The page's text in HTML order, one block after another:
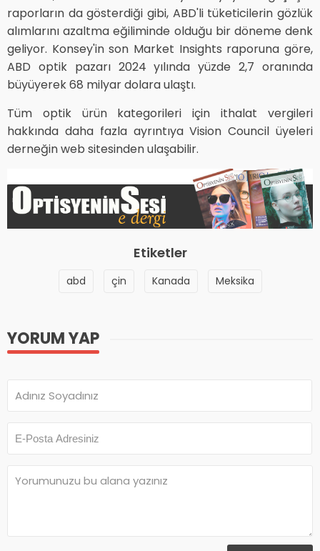
raporların da gösterdiği gibi, ABD'li tüketicilerin gözlük
alımlarını azaltma eğiliminde olduğu bir döneme denk
geliyor. Konsey'in son Market Insights raporuna göre,
ABD optik pazarı 2024 yılında yüzde 2,7 oranında
büyüyerek 68 milyar dolara ulaştı.
Tüm optik ürün kategorileri için ithalat vergileri
hakkında daha fazla ayrıntıya Vision Council üyeleri
derneğin web sitesinden ulaşabilir.
Etiketler
abd çin Kanada Meksika
YORUM YAP